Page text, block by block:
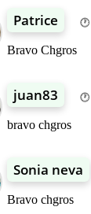
Patrice
Bravo Chgros
juan83
bravo chgros
Sonia neva
Bravo chgros